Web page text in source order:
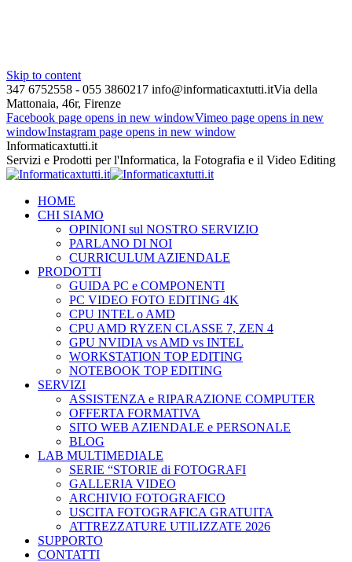
Skip to content
347 6752558 - 055 3860217 info@informaticaxtutti.itVia della
Mattonaia, 46r, Firenze
Facebook page opens in new windowVimeo page opens in new
windowInstagram page opens in new window
Informaticaxtutti.it
Servizi e Prodotti per l'Informatica, la Fotografia e il Video Editing
HOME
CHI SIAMO
OPINIONI sul NOSTRO SERVIZIO
PARLANO DI NOI
CURRICULUM AZIENDALE
PRODOTTI
GUIDA PC e COMPONENTI
PC VIDEO FOTO EDITING 4K
CPU INTEL o AMD
CPU AMD RYZEN CLASSE 7, ZEN 4
GPU NVIDIA vs AMD vs INTEL
WORKSTATION TOP EDITING
NOTEBOOK TOP EDITING
SERVIZI
ASSISTENZA e RIPARAZIONE COMPUTER
OFFERTA FORMATIVA
SITO WEB AZIENDALE e PERSONALE
BLOG
LAB MULTIMEDIALE
SERIE “STORIE di FOTOGRAFI
GALLERIA VIDEO
ARCHIVIO FOTOGRAFICO
USCITA FOTOGRAFICA GRATUITA
ATTREZZATURE UTILIZZATE 2026
SUPPORTO
CONTATTI